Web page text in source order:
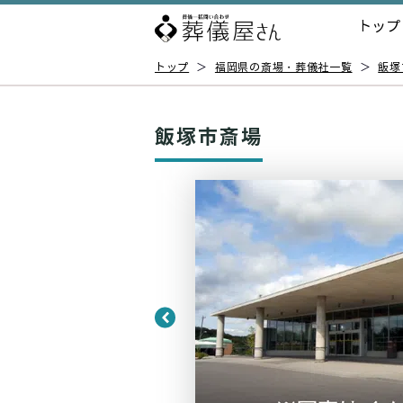
トップ
トップ ＞ 福岡県の斎場・葬儀社一覧 ＞ 飯
飯塚市斎場